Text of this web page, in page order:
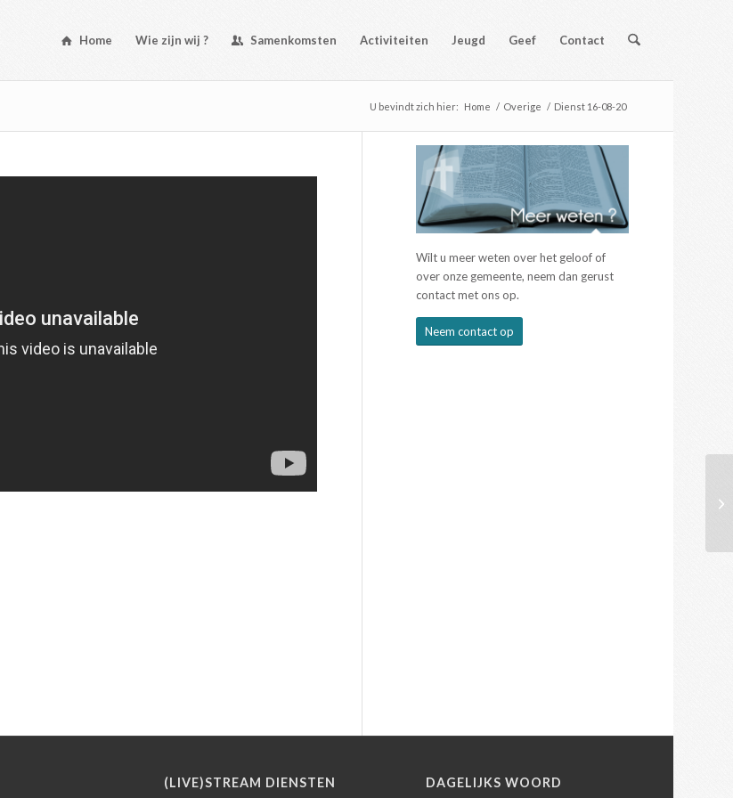
Home Wie zijn wij ? Samenkomsten Activiteiten Jeugd Geef Contact
U bevindt zich hier: Home / Overige / Dienst 16-08-20
Wilt u meer weten over het geloof of
over onze gemeente, neem dan gerust
contact met ons op.
Neem contact op
(LIVE)STREAM DIENSTEN DAGELIJKS WOORD